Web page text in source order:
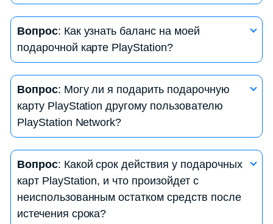
— Выбрать «Использовать код» или «Пополнить
— Ввести код с вашей подарочной карты.
— Подтвердить операцию, и баланс будет
пополнен.
Ответ: С помощью подарочной карты
PlayStation вы можете приобрести игры,
дополнительный контент, виртуальные товары, а
Выбор зависит от доступных продуктов в
PlayStation Store.
Вопрос: Как узнать баланс на моей
подарочной карте PlayStation?
Ответ: Для проверки баланса на вашей
подарочной карте PlayStation, выполните
следующие шаги:
— Зайдите в свой аккаунт PSN.
«Бумажник».
— Выберите «История транзакций» или «Баланс
Вопрос: Могу ли я подарить подарочную
карту PlayStation другому пользователю
PlayStation Network?
Ответ: Да, вы можете подарить подарочную
карту PlayStation другому пользователю PSN.
Для этого вам нужно сообщить им код с карты.
Они могут активировать карту на своем аккаунте
и использовать средства для покупок.
Вопрос: Какой срок действия у подарочных
карт PlayStation, и что произойдет с
неиспользованным остатком средств после
истечения срока?